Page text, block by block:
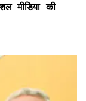
मीडिया की